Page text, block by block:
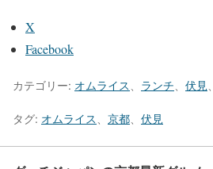
X
Facebook
カテゴリー: オムライス、 ランチ、 伏見、
タグ: オムライス、 京都、 伏見